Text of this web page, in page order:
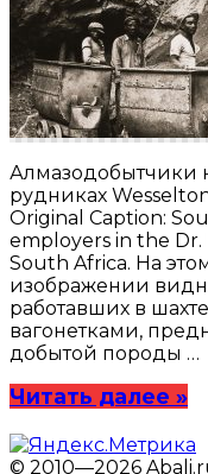
Алмазодобытчики
рудниках
Original Caption:
employers in the Dr.
South Africa. На
изображении
работавших в
вагонетками,
добытой породы …
Читать далее »
© 2010—2026